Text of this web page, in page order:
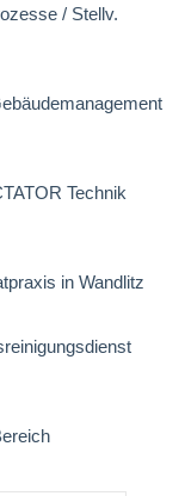
/ Stellv.
Technik
in Wandlitz